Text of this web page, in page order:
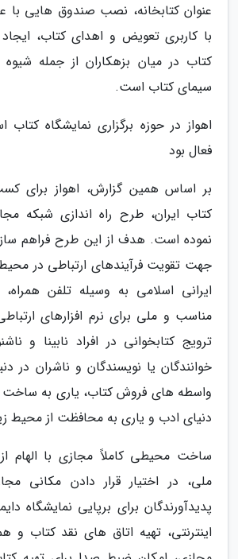
عنوان کتابخانه، نصب صندوق هایی با
با کاربری تعویض و اهدای کتاب، ایجاد
کتاب در میان بزهکاران از جمله
سیمای کتاب است.
اهواز در حوزه برگزاری نمایشگاه کتاب
فعال بود
بر اساس همین گزارش، اهواز برای
کتاب ایران، طرح راه اندازی شبکه
نموده است. هدف از این طرح فراهم
جهت تقویت فرآیندهای ارتباطی در
ایرانی اسلامی به وسیله تلفن همراه،
مناسب و ملی برای نرم افزارهای
ترویج کتابخوانی در افراد نابینا و
خوانندگان یا نویسندگان و ناشران در
واسطه های فروش کتاب، یاری به
دنیای ادب و یاری به محافظت از
ساخت محیطی کاملاً مجازی با الهام
ملی، در اختیار قرار دادن مکانی
پدیدآورندگان برای برپایی نمایشگاه
اینترنتی، تهیه اتاق های نقد کتاب و